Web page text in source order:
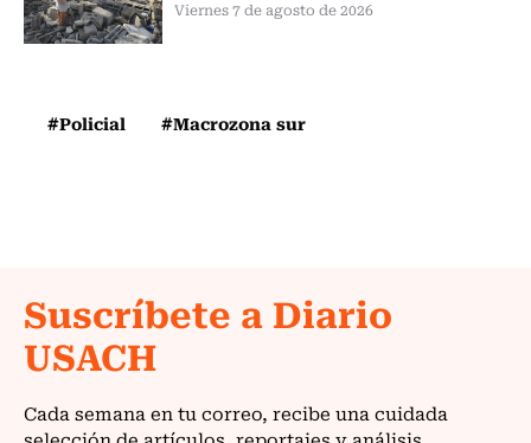
Viernes 7 de agosto de 2026
#Policial #Macrozona sur